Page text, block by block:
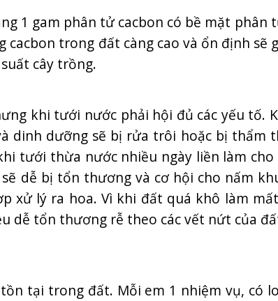
1 gam phân tử cacbon có bề mặt
cacbon trong đất càng cao và ổn định sẽ
cây trồng.
khi tưới nước phải hội đủ các yếu tố.
dinh dưỡng sẽ bị rửa trôi hoặc bị thẩm
tưới thừa nước nhiều ngày liền làm cho
dễ bị tổn thương và cơ hội cho nấm
xử lý ra hoa. Vì khi đất quá khô làm
dễ tổn thương rễ theo các vết nứt của
tại trong đất. Mỗi em 1 nhiệm vụ, có